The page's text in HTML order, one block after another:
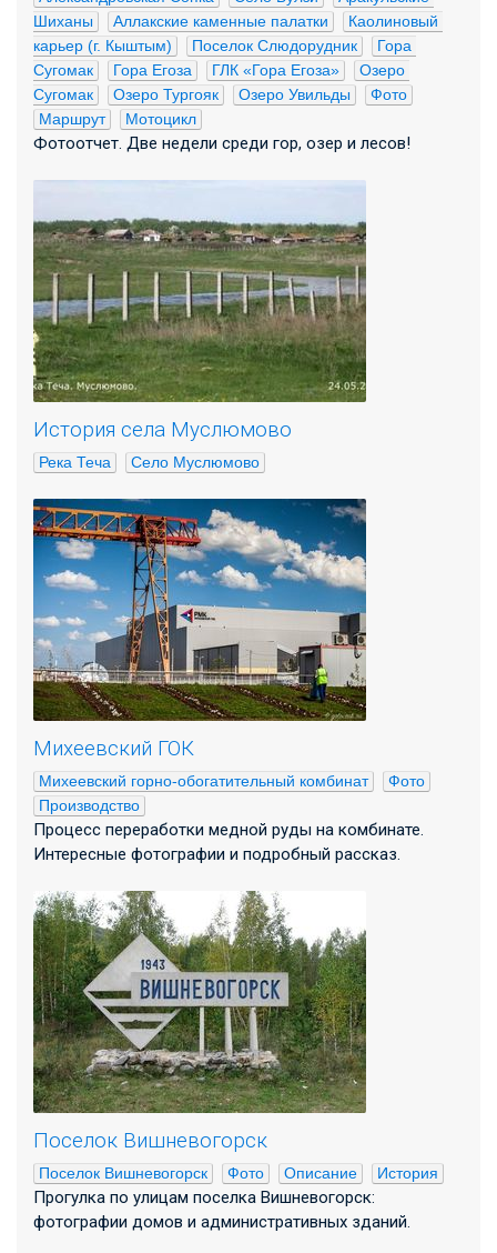
Шиханы
Аллакские каменные палатки
Каолиновый
карьер (г. Кыштым)
Поселок Слюдорудник
Гора
Сугомак
Гора Егоза ГЛК «Гора Егоза»
Озеро
Сугомак
Озеро Тургояк Озеро Увильды
Фото
Маршрут
Мотоцикл
Фотоотчет. Две недели среди гор, озер и лесов!
История села Муслюмово
Река Теча Село Муслюмово
Михеевский ГОК
Михеевский горно-обогатительный комбинат
Фото
Производство
Процесс переработки медной руды на комбинате.
Интересные фотографии и подробный рассказ.
Поселок Вишневогорск
Поселок Вишневогорск Фото Описание История
Прогулка по улицам поселка Вишневогорск:
фотографии домов и административных зданий.